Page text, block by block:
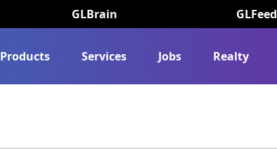
GLBrain GLFeed
Products Services Jobs Realty